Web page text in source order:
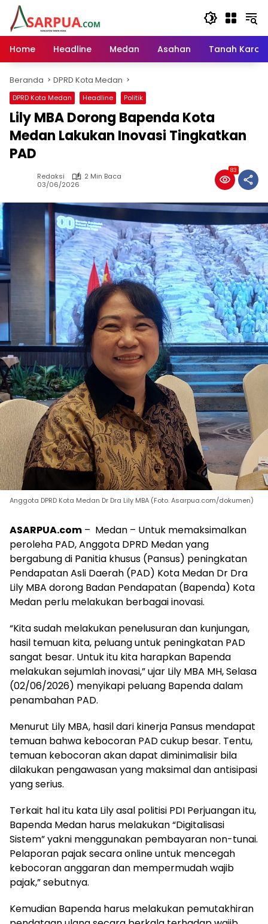
Langsung
konten
Home
Headline Medan Asahan Tanah Karo
Beranda DPRD Kota Medan
DPRD Kota Medan Headline Politik
Lily MBA Dorong Bapenda Kota
Medan Lakukan Inovasi Tingkatkan
PAD
Redaksi
2 Min Baca
03/06/2026
83
Anggota DPRD Kota Medan Dr Dra Lily MBA (Foto. Asarpua.com/dokumen)
ASARPUA.com – Medan – Untuk memaksimalkan
peroleha PAD, Anggota DPRD Medan yang
bergabung di Panitia khusus (Pansus) peningkatan
Pendapatan Asli Daerah (PAD) Kota Medan Dr Dra
Lily MBA dorong Badan Pendapatan (Bapenda) Kota
Medan perlu melakukan berbagai inovasi.
“Kita sudah melakukan penelusuran dan kunjungan,
hasil temuan kita, peluang untuk peningkatan PAD
sangat besar. Untuk itu kita harapkan Bapenda
melakukan sejumlah inovasi,” ujar Lily MBA MH, Selasa
(02/06/2026) menyikapi peluang Bapenda dalam
penambahan PAD.
Menurut Lily MBA, hasil dari kinerja Pansus mendapat
temuan bahwa kebocoran PAD cukup besar. Tentu,
temuan kebocoran akan dapat diminimalisir bila
dilakukan pengawasan yang maksimal dan antisipasi
yang serius.
Terkait hal itu kata Lily asal politisi PDI Perjuangan itu,
Bapenda Medan harus melakukan “Digitalisasi
Sistem” yakni menggunakan pembayaran non-tunai.
Pelaporan pajak secara online untuk mencegah
kebocoran anggaran dan mempermudah wajib
pajak,” sebutnya.
Kemudian Bapenda harus melakukan pemutakhiran